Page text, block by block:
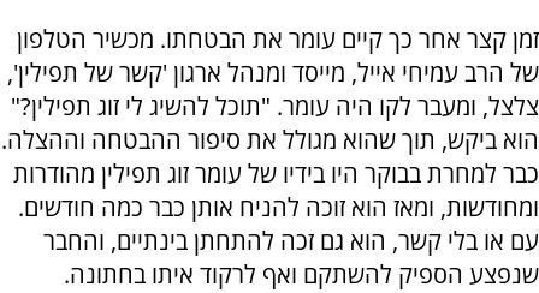
זמן קצר אחר כך קיים עומר את הבטחתו. מכשיר הטלפון
של הרב עמיחי אייל, מייסד ומנהל ארגון 'קשר של תפילין',
צלצל, ומעבר לקו היה עומר. "תוכל להשיג לי זוג תפילין?"
הוא ביקש, תוך שהוא מגולל את סיפור ההבטחה וההצלה.
כבר למחרת בבוקר היו בידיו של עומר זוג תפילין מהודרות
ומחודשות, ומאז הוא זוכה להניח אותן כבר כמה חודשים.
עם או בלי קשר, הוא גם זכה להתחתן בינתיים, והחבר
שנפצע הספיק להשתקם ואף לרקוד איתו בחתונה.